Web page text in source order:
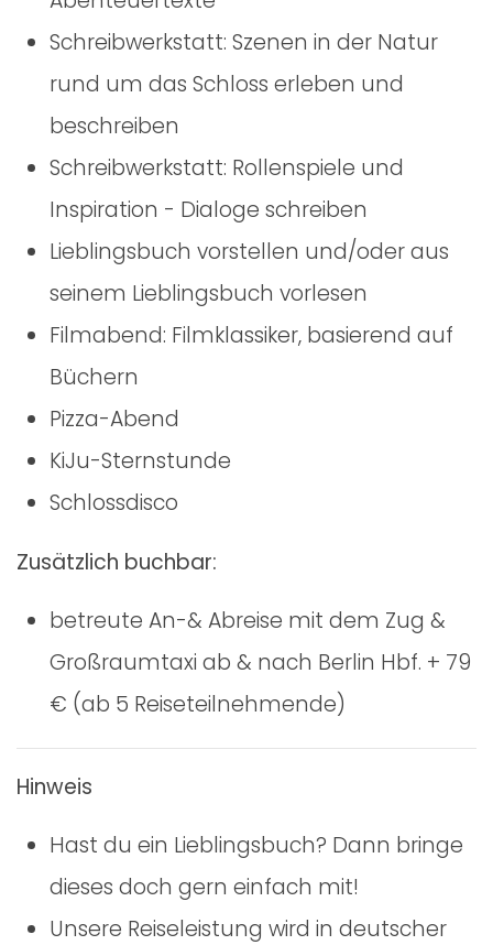
Schreibwerkstatt: Szenen in der Natur
rund um das Schloss erleben und
beschreiben
Schreibwerkstatt: Rollenspiele und
Inspiration - Dialoge schreiben
Lieblingsbuch vorstellen und/oder aus
seinem Lieblingsbuch vorlesen
Filmabend: Filmklassiker, basierend auf
Büchern
Pizza-Abend
KiJu-Sternstunde
Schlossdisco
Zusätzlich buchbar:
betreute An-& Abreise mit dem Zug &
Großraumtaxi ab & nach Berlin Hbf. + 79
€ (ab 5 Reiseteilnehmende)
Hinweis
Hast du ein Lieblingsbuch? Dann bringe
dieses doch gern einfach mit!
Unsere Reiseleistung wird in deutscher